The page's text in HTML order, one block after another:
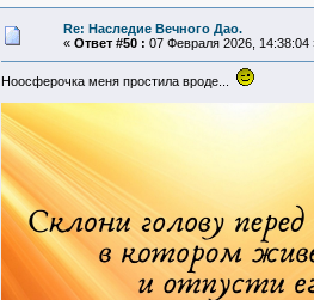
Re: Наследие Вечного Дао.
« Ответ #50 : 07 Февраля 2026, 14:38:04
Ноосферочка меня простила вроде...